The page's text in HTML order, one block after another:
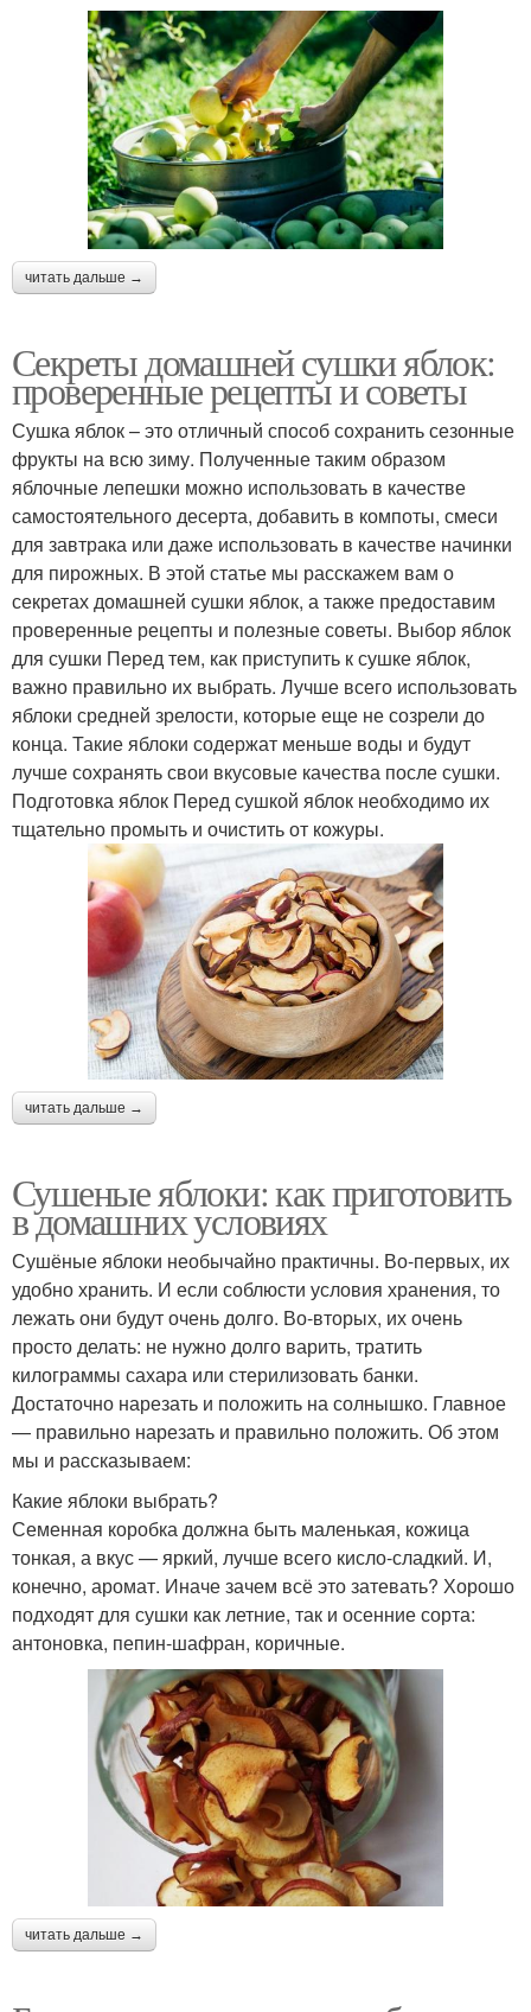
читать дальше →
Секреты домашней сушки яблок:
проверенные рецепты и советы
Сушка яблок – это отличный способ сохранить сезонные
фрукты на всю зиму. Полученные таким образом
яблочные лепешки можно использовать в качестве
самостоятельного десерта, добавить в компоты, смеси
для завтрака или даже использовать в качестве начинки
для пирожных. В этой статье мы расскажем вам о
секретах домашней сушки яблок, а также предоставим
проверенные рецепты и полезные советы. Выбор яблок
для сушки Перед тем, как приступить к сушке яблок,
важно правильно их выбрать. Лучше всего использовать
яблоки средней зрелости, которые еще не созрели до
конца. Такие яблоки содержат меньше воды и будут
лучше сохранять свои вкусовые качества после сушки.
Подготовка яблок Перед сушкой яблок необходимо их
тщательно промыть и очистить от кожуры.
читать дальше →
Сушеные яблоки: как приготовить
в домашних условиях
Сушёные яблоки необычайно практичны. Во-первых, их
удобно хранить. И если соблюсти условия хранения, то
лежать они будут очень долго. Во-вторых, их очень
просто делать: не нужно долго варить, тратить
килограммы сахара или стерилизовать банки.
Достаточно нарезать и положить на солнышко. Главное
— правильно нарезать и правильно положить. Об этом
мы и рассказываем:
Какие яблоки выбрать?
Семенная коробка должна быть маленькая, кожица
тонкая, а вкус — яркий, лучше всего кисло-сладкий. И,
конечно, аромат. Иначе зачем всё это затевать? Хорошо
подходят для сушки как летние, так и осенние сорта:
антоновка, пепин-шафран, коричные.
читать дальше →